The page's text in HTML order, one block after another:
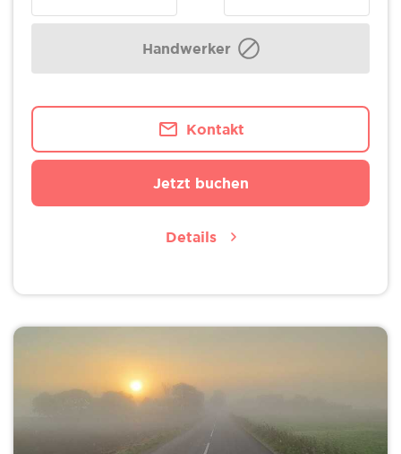
Handwerker
Kontakt
Jetzt buchen
Details